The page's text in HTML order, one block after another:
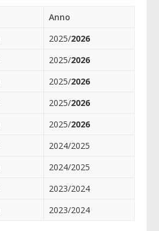
Anno
2025/2026
2025/2026
2025/2026
2025/2026
2025/2026
2024/2025
2024/2025
2023/2024
2023/2024